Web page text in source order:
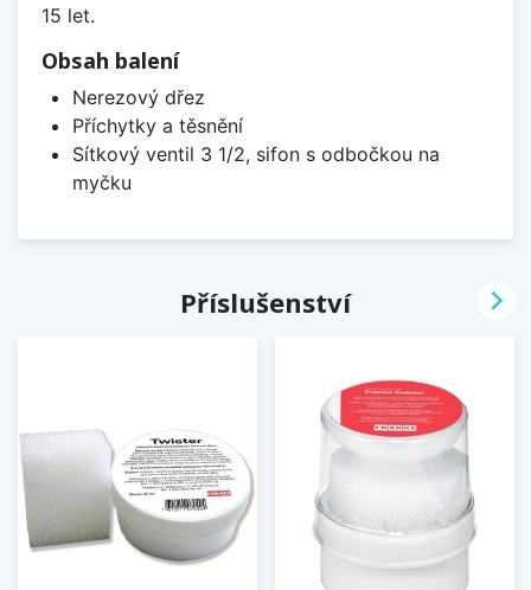
15 let.
Obsah balení
Nerezový dřez
Příchytky a těsnění
Sítkový ventil 3 1/2, sifon s odbočkou na
myčku
Příslušenství 